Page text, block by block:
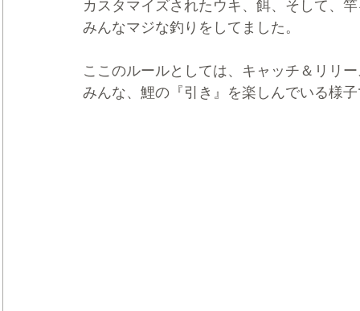
カスタマイズされたウキ、餌、そして、
みんなマジな釣りをしてました。
ここのルールとしては、キャッチ＆リリ
みんな、鯉の『引き』を楽しんでいる様